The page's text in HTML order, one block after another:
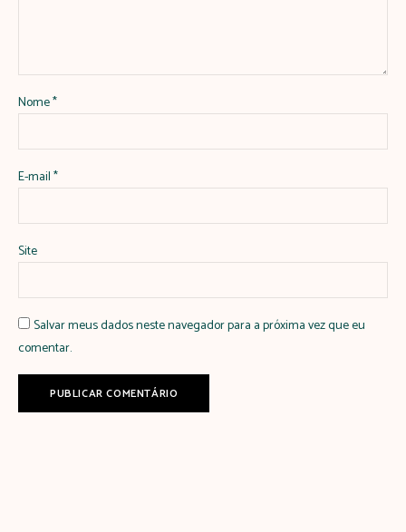
Nome*
E-mail*
Site
Salvar meus dados neste navegador para a próxima vez que eu
comentar.